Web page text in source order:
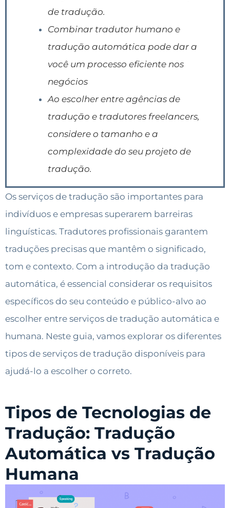
de tradução.
Combinar tradutor humano e
tradução automática pode dar a
você um processo eficiente nos
negócios
Ao escolher entre agências de
tradução e tradutores freelancers,
considere o tamanho e a
complexidade do seu projeto de
tradução.
Os serviços de tradução são importantes para
indivíduos e empresas superarem barreiras
linguísticas. Tradutores profissionais garantem
traduções precisas que mantêm o significado,
tom e contexto. Com a introdução da tradução
automática, é essencial considerar os requisitos
específicos do seu conteúdo e público-alvo ao
escolher entre serviços de tradução automática e
humana. Neste guia, vamos explorar os diferentes
tipos de serviços de tradução disponíveis para
ajudá-lo a escolher o correto.
Tipos de Tecnologias de
Tradução: Tradução
Automática vs Tradução
Humana